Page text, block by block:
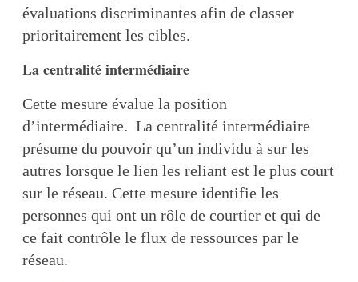
évaluations discriminantes afin de classer
prioritairement les cibles.
La centralité intermédiaire
Cette mesure évalue la position
d’intermédiaire. La centralité intermédiaire
présume du pouvoir qu’un individu à sur les
autres lorsque le lien les reliant est le plus court
sur le réseau. Cette mesure identifie les
personnes qui ont un rôle de courtier et qui de
ce fait contrôle le flux de ressources par le
réseau.